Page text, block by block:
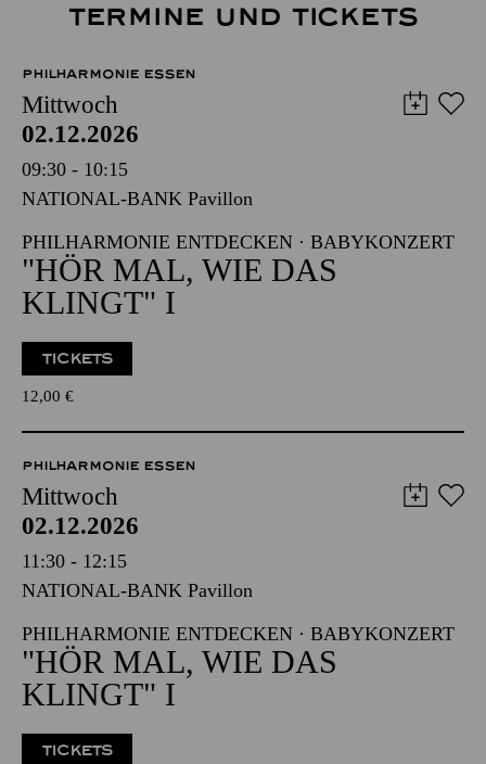
TERMINE UND TICKETS
PHILHARMONIE ESSEN
Mittwoch
02.12.2026
09:30 - 10:15
NATIONAL-BANK Pavillon
PHILHARMONIE ENTDECKEN · BABYKONZERT
"HÖR MAL, WIE DAS
KLINGT" I
TICKETS
12,00 €
PHILHARMONIE ESSEN
Mittwoch
02.12.2026
11:30 - 12:15
NATIONAL-BANK Pavillon
PHILHARMONIE ENTDECKEN · BABYKONZERT
"HÖR MAL, WIE DAS
KLINGT" I
TICKETS